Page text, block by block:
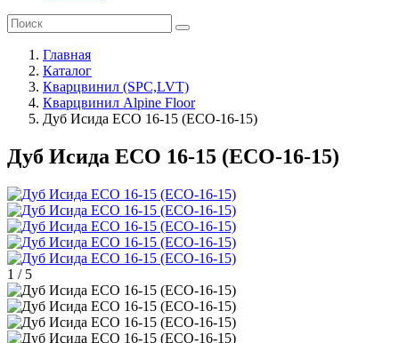
Главная
Каталог
Кварцвинил (SPC,LVT)
Кварцвинил Alpine Floor
Дуб Исида ECO 16-15 (ECO-16-15)
Дуб Исида ECO 16-15 (ECO-16-15)
1 / 5